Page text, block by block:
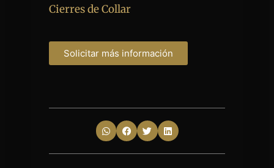
Cierres de Collar
Solicitar más información